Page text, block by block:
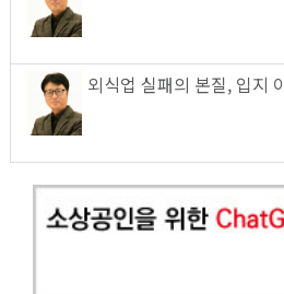
외식업 실패의 본질, 입지